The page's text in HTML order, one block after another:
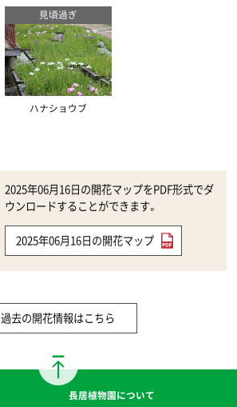
見頃過ぎ
ハナショウブ
2025年06月16日の開花マップをPDF形式でダ
ウンロードすることができます。
2025年06月16日の開花マップ
過去の開花情報はこちら
長居植物園について